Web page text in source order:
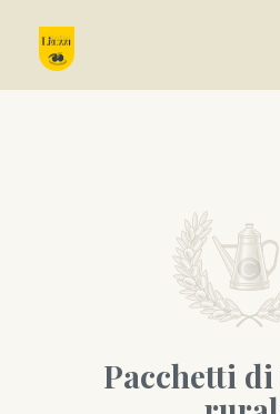
Pacchetti